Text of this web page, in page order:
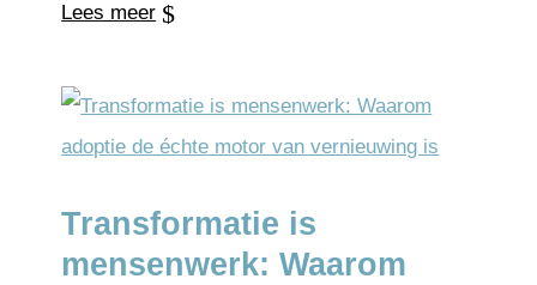
Lees meer
Transformatie is
mensenwerk: Waarom